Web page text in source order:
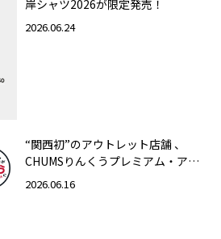
岸シャツ2026が限定発売！
2026.06.24
“関西初”のアウトレット店舗 、
CHUMSりんくうプレミアム・アウ
トレット店 2026年7月17日（金）
2026.06.16